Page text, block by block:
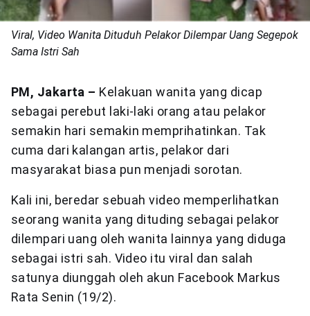
Viral, Video Wanita Dituduh Pelakor Dilempar Uang Segepok
Sama Istri Sah
PM, Jakarta – Kelakuan wanita yang dicap
sebagai perebut laki-laki orang atau pelakor
semakin hari semakin memprihatinkan. Tak
cuma dari kalangan artis, pelakor dari
masyarakat biasa pun menjadi sorotan.
Kali ini, beredar sebuah video memperlihatkan
seorang wanita yang dituding sebagai pelakor
dilempari uang oleh wanita lainnya yang diduga
sebagai istri sah. Video itu viral dan salah
satunya diunggah oleh akun Facebook Markus
Rata Senin (19/2).